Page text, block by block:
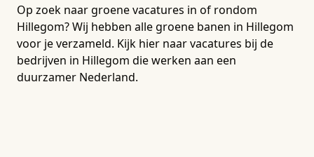
Op zoek naar groene vacatures in of rondom
Hillegom? Wij hebben alle groene banen in Hillegom
voor je verzameld. Kijk hier naar vacatures bij de
bedrijven in Hillegom die werken aan een
duurzamer Nederland.